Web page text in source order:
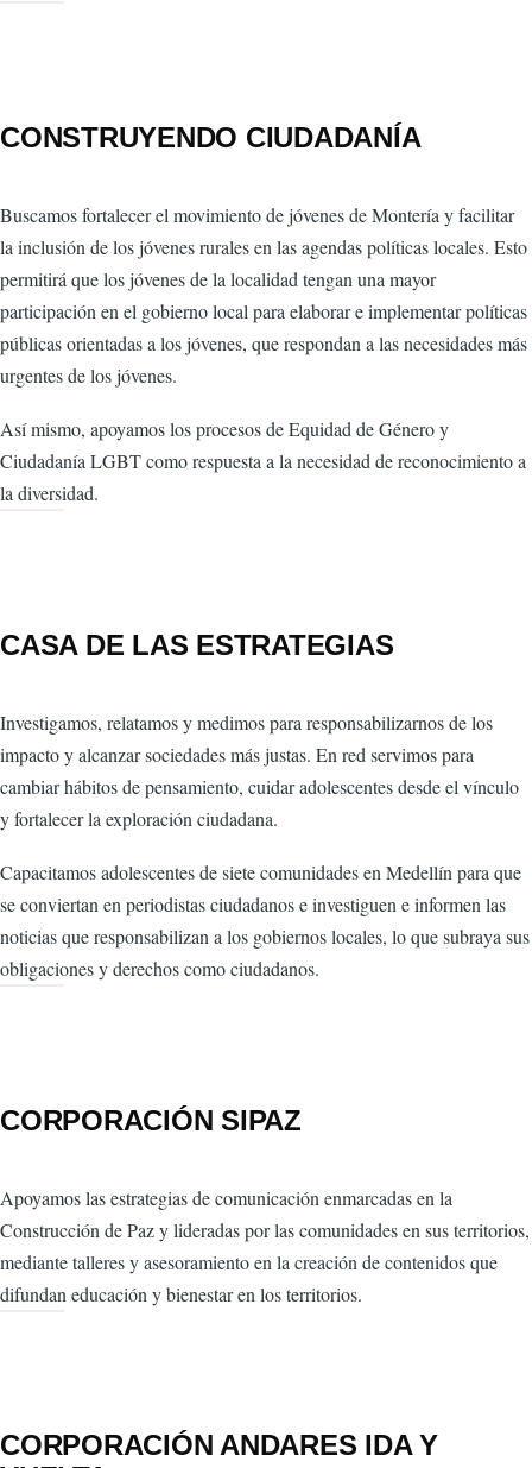
CONSTRUYENDO CIUDADANÍA
Buscamos fortalecer el movimiento de jóvenes de Montería y facilitar
la inclusión de los jóvenes rurales en las agendas políticas locales. Esto
permitirá que los jóvenes de la localidad tengan una mayor
participación en el gobierno local para elaborar e implementar políticas
públicas orientadas a los jóvenes, que respondan a las necesidades más
urgentes de los jóvenes.
Así mismo, apoyamos los procesos de Equidad de Género y
Ciudadanía LGBT como respuesta a la necesidad de reconocimiento a
la diversidad.
CASA DE LAS ESTRATEGIAS
Investigamos, relatamos y medimos para responsabilizarnos de los
impacto y alcanzar sociedades más justas. En red servimos para
cambiar hábitos de pensamiento, cuidar adolescentes desde el vínculo
y fortalecer la exploración ciudadana.
Capacitamos adolescentes de siete comunidades en Medellín para que
se conviertan en periodistas ciudadanos e investiguen e informen las
noticias que responsabilizan a los gobiernos locales, lo que subraya sus
obligaciones y derechos como ciudadanos.
CORPORACIÓN SIPAZ
Apoyamos las estrategias de comunicación enmarcadas en la
Construcción de Paz y lideradas por las comunidades en sus territorios,
mediante talleres y asesoramiento en la creación de contenidos que
difundan educación y bienestar en los territorios.
CORPORACIÓN ANDARES IDA Y